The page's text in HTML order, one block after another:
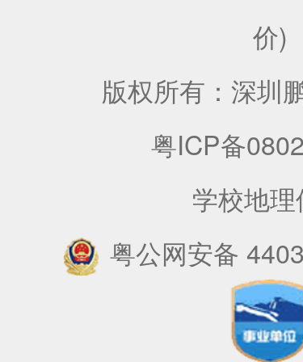
价)
版权所有：深圳
粤ICP备
学校地
粤公网安备